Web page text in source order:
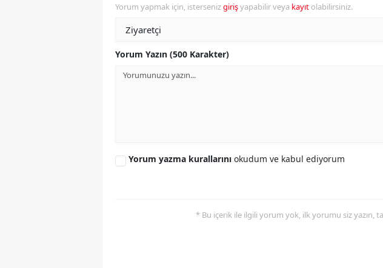
Rize
Yorum yapmak için, istersenizgirişyapabilir veya kayıt olabilirsiniz.
Yorum Yazın (500 Karakter)
Yorum yazma kurallarını okudum ve kabul ediyorum
* Bu içerik ile ilgili yorum yok, ilk yorumu siz yazın,